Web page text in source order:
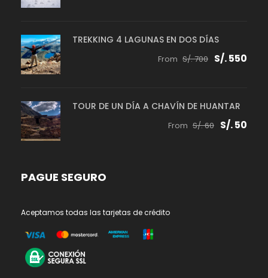
TREKKING 4 LAGUNAS EN DOS DÍAS
From S/. 700 S/. 550
TOUR DE UN DÍA A CHAVÍN DE HUANTAR
From S/. 60 S/. 50
PAGUE SEGURO
Aceptamos todas las tarjetas de crédito